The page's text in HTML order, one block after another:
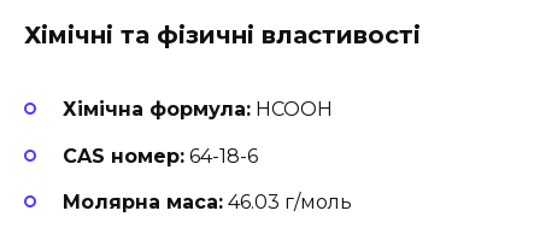
Хімічні та фізичні властивості
Хімічна формула: HCOOH
CAS номер: 64-18-6
Молярна маса: 46.03 г/моль